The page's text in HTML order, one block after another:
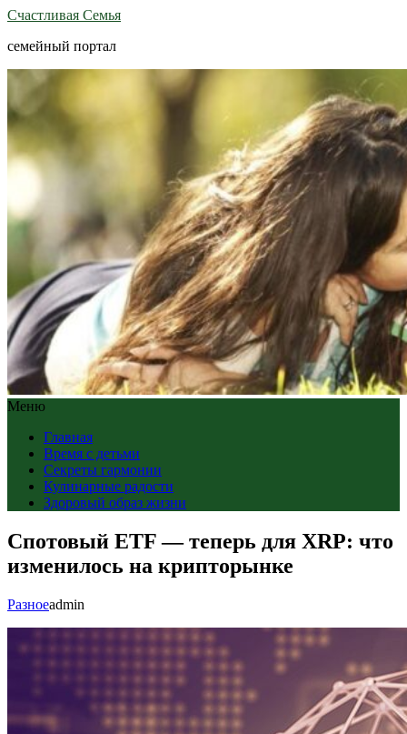
Счастливая Семья
семейный портал
Меню
Главная
Время с детьми
Секреты гармонии
Кулинарные радости
Здоровый образ жизни
Спотовый ETF — теперь для XRP: что
изменилось на крипторынке
Разноеadmin